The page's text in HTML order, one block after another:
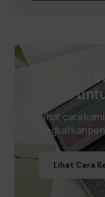
Ini Dia
Laris
Lihat cara
tingkatkan
Lihat Cara